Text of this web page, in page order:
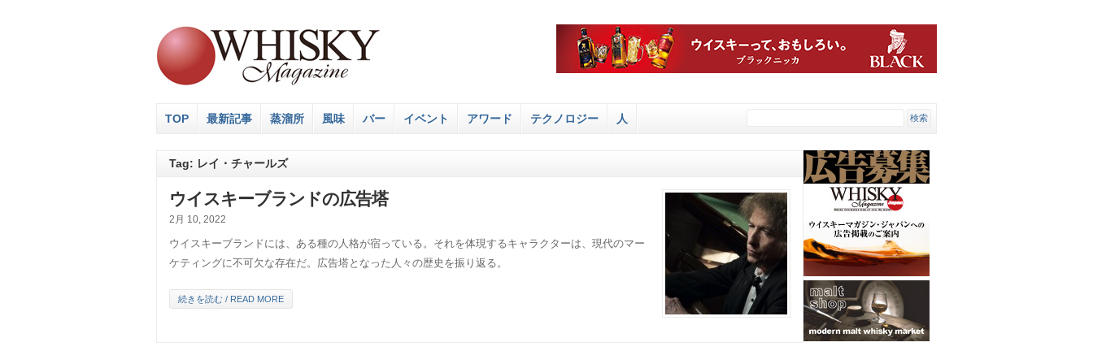
TOP 最新記事 蒸溜所 風味 バー イベント アワード テクノロジー 人
Tag: レイ・チャールズ
ウイスキーブランドの広告塔
2月 10, 2022
ウイスキーブランドには、ある種の人格が宿っている。それを体現するキャラクターは、現代のマー
ケティングに不可欠な存在だ。広告塔となった人々の歴史を振り返る。
続きを読む / READ MORE